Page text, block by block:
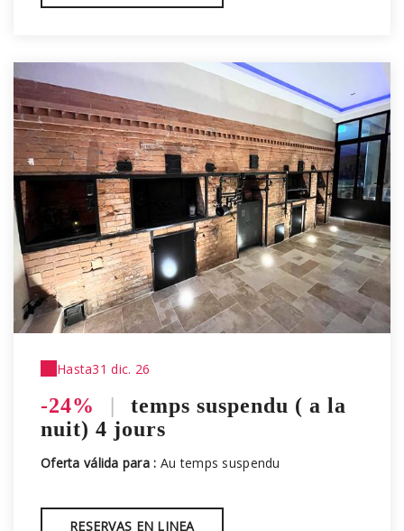
Hasta31 dic. 26
-24% |
temps suspendu ( a la
nuit) 4 jours
Oferta válida para : Au temps suspendu
RESERVAS EN LINEA